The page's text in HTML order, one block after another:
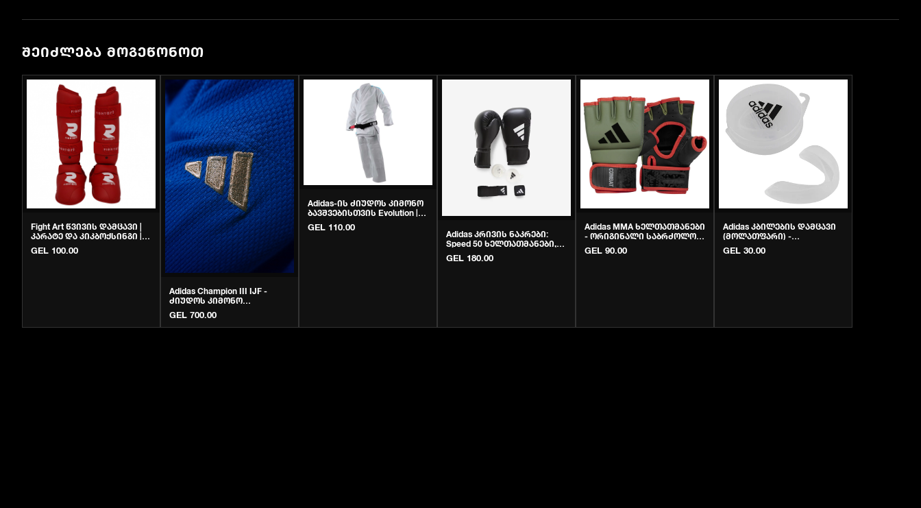
ᲨᲔᲘᲫᲚᲔᲑᲐ ᲛᲝᲒᲔᲬᲝᲜᲝᲗ
Fight Art წვივის დამცავი |
კარატე და კიკბოქსინგი |
Krivi.ge
GEL 100.00
Adidas Champion III IJF -
ძიუდოს კიმონო
(ორიგინალი)
GEL 700.00
Adidas-ის ძიუდოს კიმონო
ბავშვებისთვის Evolution |
Krivi.ge
GEL 110.00 Adidas კრივის ნაკრები:
Speed 50 ხელთათმანები,
ბინტები და კაპა
GEL 180.00
Adidas MMA ხელთათმანები
- ორიგინალი საბრძოლო
აღჭურვილობა | Krivi.ge
GEL 90.00
Adidas კბილების დამცავი
(მოლათფარი) -
ორიგინალი | Krivi.ge
GEL 30.00